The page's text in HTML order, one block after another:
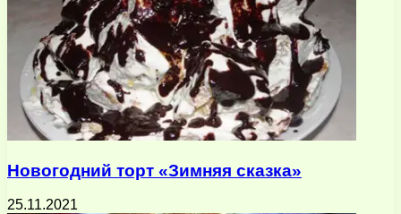
Новогодний торт «Зимняя сказка»
25.11.2021